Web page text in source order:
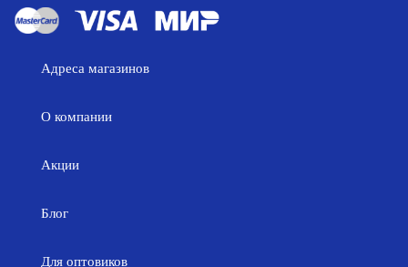
Адреса магазинов
О компании
Акции
Блог
Для оптовиков